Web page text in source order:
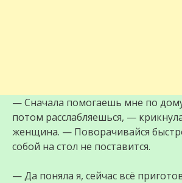
— Сначала помогаешь мне по
потом расслабляешься, —
женщина. — Поворачивайся
собой на стол не поставится.
— Да поняла я, сейчас всё